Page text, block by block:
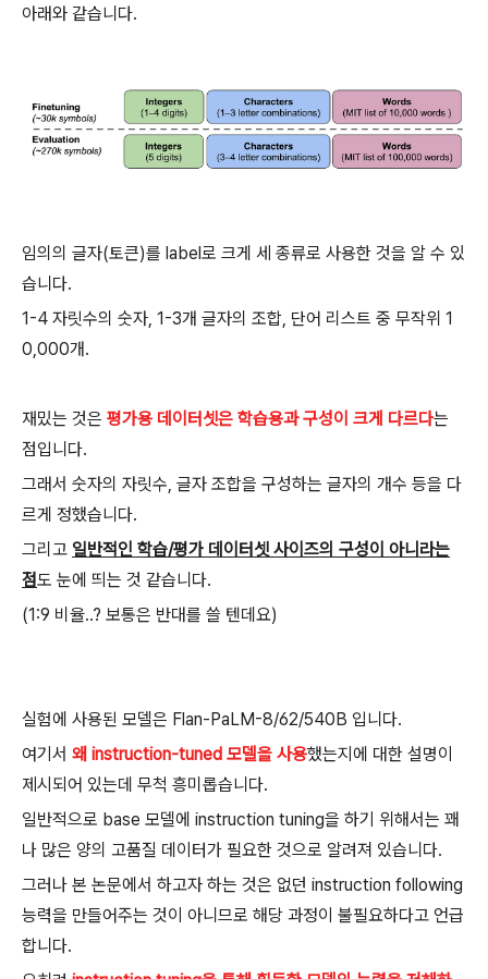
아래와 같습니다.
임의의 글자(토큰)를 label로 크게 세 종류로 사용한 것을 알 수 있
습니다.
1-4 자릿수의 숫자, 1-3개 글자의 조합, 단어 리스트 중 무작위 1
0,000개.
재밌는 것은 평가용 데이터셋은 학습용과 구성이 크게 다르다는
점입니다.
그래서 숫자의 자릿수, 글자 조합을 구성하는 글자의 개수 등을 다
르게 정했습니다.
그리고 일반적인 학습/평가 데이터셋 사이즈의 구성이 아니라는
점도 눈에 띄는 것 같습니다.
(1:9 비율..? 보통은 반대를 쓸 텐데요)
실험에 사용된 모델은 Flan-PaLM-8/62/540B 입니다.
여기서 왜 instruction-tuned 모델을 사용했는지에 대한 설명이
제시되어 있는데 무척 흥미롭습니다.
일반적으로 base 모델에 instruction tuning을 하기 위해서는 꽤
나 많은 양의 고품질 데이터가 필요한 것으로 알려져 있습니다.
그러나 본 논문에서 하고자 하는 것은 없던 instruction following
능력을 만들어주는 것이 아니므로 해당 과정이 불필요하다고 언급
합니다.